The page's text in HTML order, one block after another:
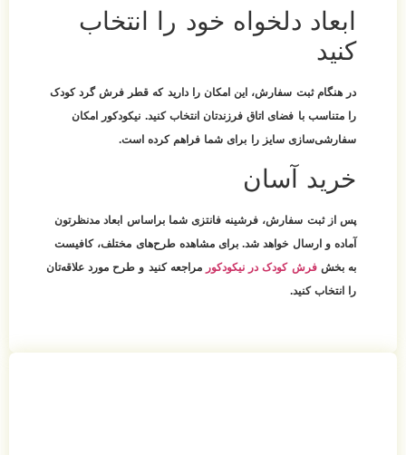
ابعاد دلخواه خود را انتخاب
کنید
در هنگام ثبت سفارش، این امکان را دارید که قطر فرش گرد کودک
را متناسب با فضای اتاق فرزندتان انتخاب کنید. نیکودکور امکان
سفارشی‌سازی سایز را برای شما فراهم کرده است.
خرید آسان
پس از ثبت سفارش، فرشینه فانتزی شما براساس ابعاد مدنظرتون
آماده و ارسال خواهد شد. برای مشاهده طرح‌های مختلف، کافیست
به بخشفرش کودک در نیکودکور مراجعه کنید و طرح مورد علاقه‌تان
را انتخاب کنید.